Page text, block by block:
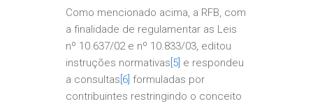
Como mencionado acima, a RFB, com
a finalidade de regulamentar as Leis
nº 10.637/02 e nº 10.833/03, editou
instruções normativas [5] e respondeu
a consultas [6] formuladas por
contribuintes restringindo o conceito